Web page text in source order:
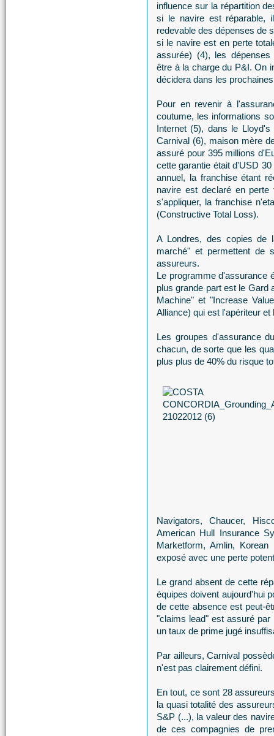
influence sur la répartition
si le navire est réparable,
redevable des dépenses de
si le navire est en perte
assurée) (4), les dépenses
être à la charge du P&I. On
décidera dans les
Pour en revenir à
coutume, les informations
Internet (5), dans le
Carnival (6), maison mère
assuré pour 395 millions
cette garantie était d'USD
annuel, la franchise étant
navire est declaré en
s'appliquer, la franchise
(Constructive Total Loss).
A Londres, des copies de
marché" et permettent de
assureurs.
Le programme d'assurance
plus grande part est le Gard
Machine" et "Increase
Alliance) qui est l'apériteur
Les groupes d'assurance
chacun, de sorte que les
plus plus de 40% du risque
Navigators, Chaucer,
American Hull Insurance
Marketform, Amlin,
exposé avec une perte
Le grand absent de cette
équipes doivent aujourd'hui
de cette absence est peut-
"claims lead" est assuré
un taux de prime jugé
Par ailleurs, Carnival
n'est pas clairement défini.
En tout, ce sont 28
la quasi totalité des
S&P (...), la valeur des
de ces compagnies de